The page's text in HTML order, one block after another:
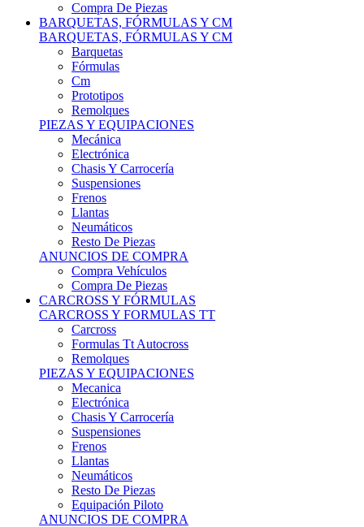
BARQUETAS, FÓRMULAS Y CM
Barquetas
Fórmulas
Cm
Prototipos
Remolques
PIEZAS Y EQUIPACIONES
Mecánica
Electrónica
Chasis Y Carrocería
Suspensiones
Frenos
Llantas
Neumáticos
Resto De Piezas
ANUNCIOS DE COMPRA
Compra Vehículos
Compra De Piezas
CARCROSS Y FÓRMULAS
CARCROSS Y FORMULAS TT
Carcross
Formulas Tt Autocross
Remolques
PIEZAS Y EQUIPACIONES
Mecanica
Electrónica
Chasis Y Carrocería
Suspensiones
Frenos
Llantas
Neumáticos
Resto De Piezas
Equipación Piloto
ANUNCIOS DE COMPRA
Compra De Cc Y Tt